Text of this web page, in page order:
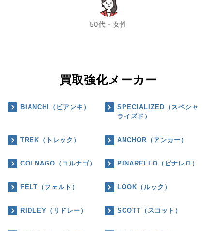
50代・女性
chevron_left chevron_right
買取強化メーカー
BIANCHI（ビアンキ）
SPECIALIZED（スペシャ
ライズド）
TREK（トレック） ANCHOR（アンカー）
COLNAGO（コルナゴ） PINARELLO（ピナレロ）
FELT（フェルト） LOOK（ルック）
RIDLEY（リドレー） SCOTT（スコット）